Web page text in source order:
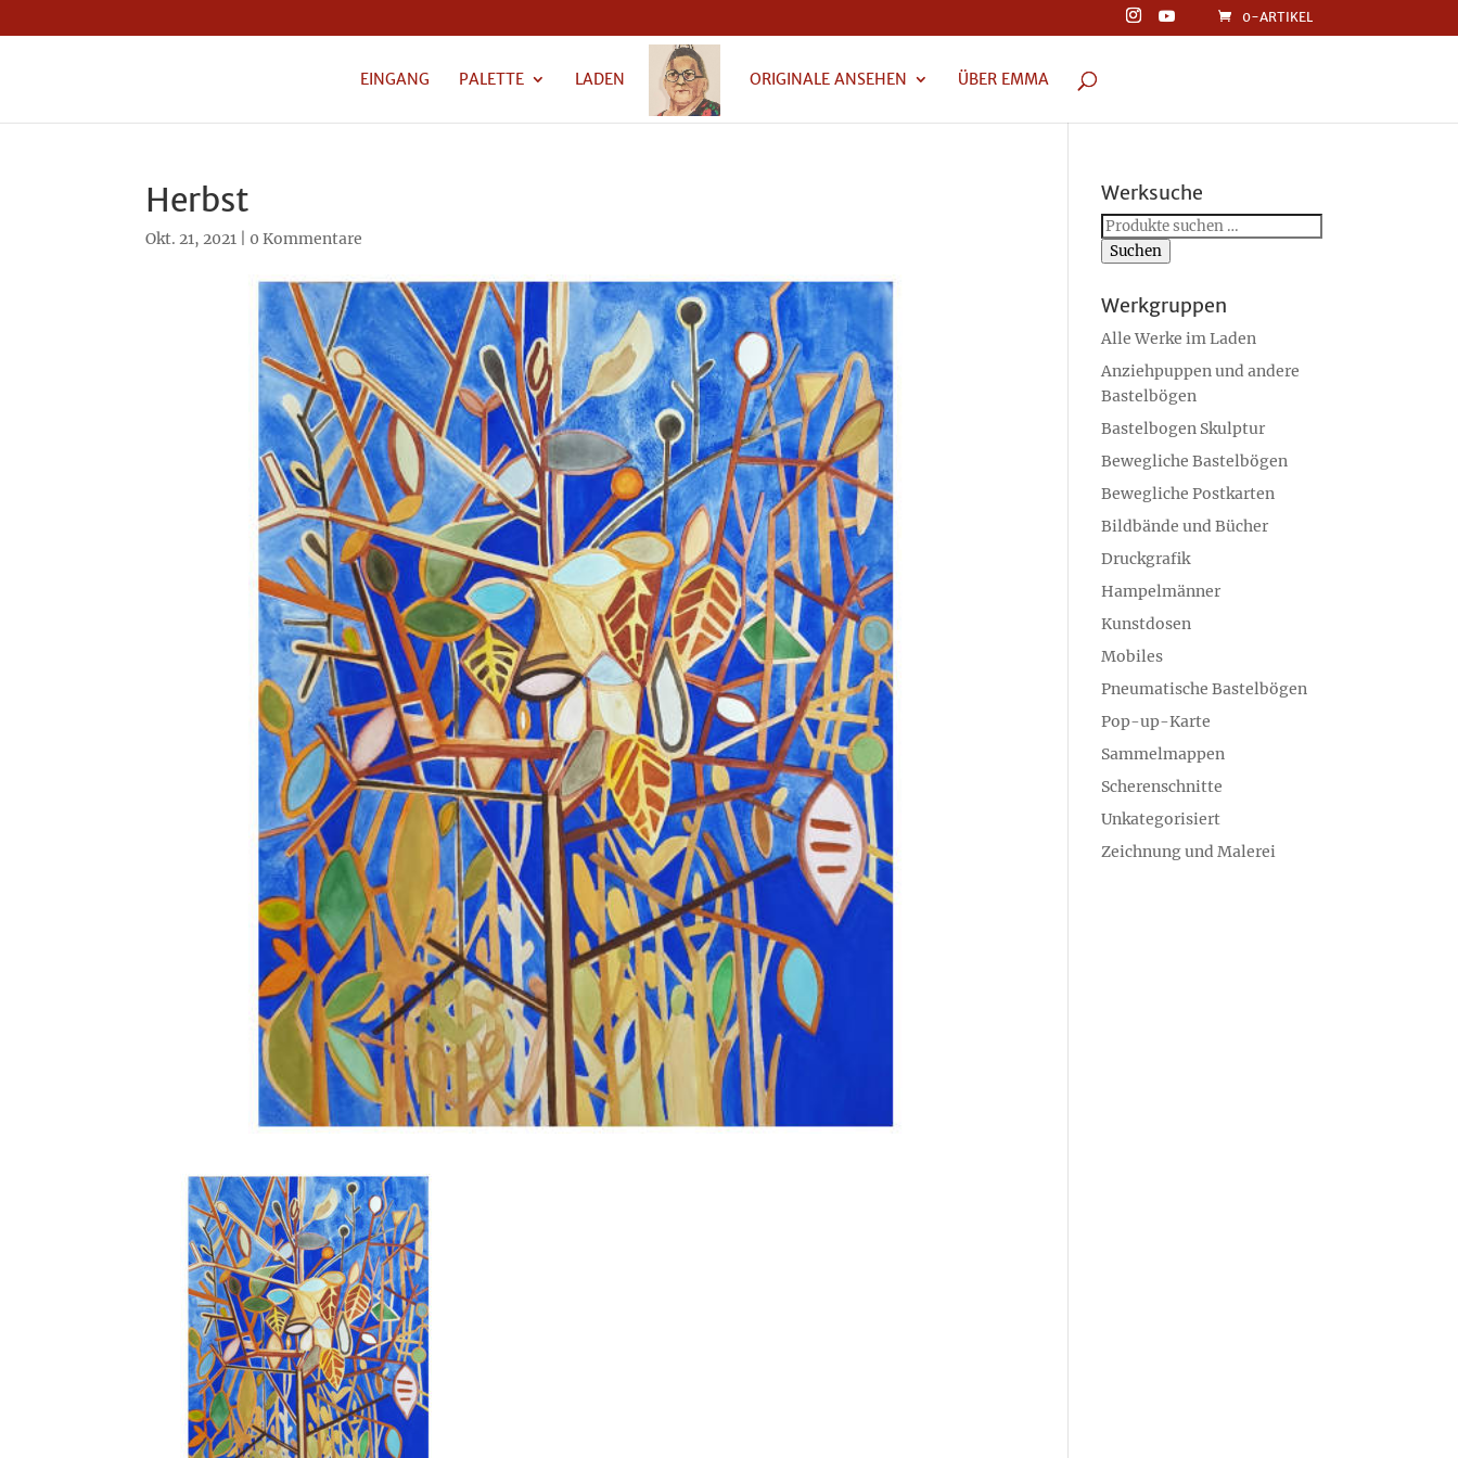
0-ARTIKEL
EINGANG PALETTE LADEN ORIGINALE ANSEHEN ÜBER EMMA
Herbst
Okt. 21, 2021 0 Kommentare
Werksuche
Suchen
nach:
Suchen
Werkgruppen
Alle Werke im Laden
Anziehpuppen und andere
Bastelbögen
Bastelbogen Skulptur
Bewegliche Bastelbögen
Bewegliche Postkarten
Bildbände und Bücher
Druckgrafik
Hampelmänner
Kunstdosen
Mobiles
Pneumatische Bastelbögen
Pop-up-Karte
Sammelmappen
Scherenschnitte
Unkategorisiert
Zeichnung und Malerei